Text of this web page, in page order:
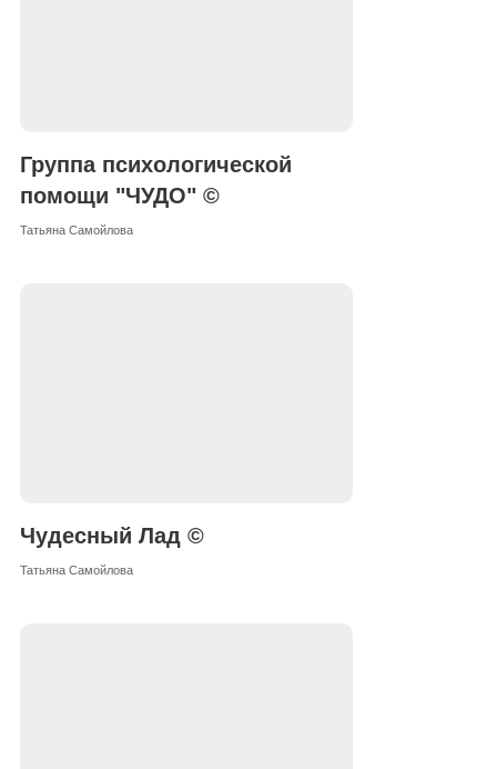
Группа психологической
помощи "ЧУДО" ©
Татьяна Самойлова
Чудесный Лад ©
Татьяна Самойлова